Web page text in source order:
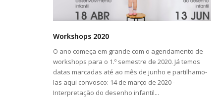
Workshops 2020
O ano começa em grande com o agendamento de
workshops para o 1.º semestre de 2020. Já temos
datas marcadas até ao mês de junho e partilhamo-
las aqui convosco: 14 de março de 2020 -
Interpretação do desenho infantil...